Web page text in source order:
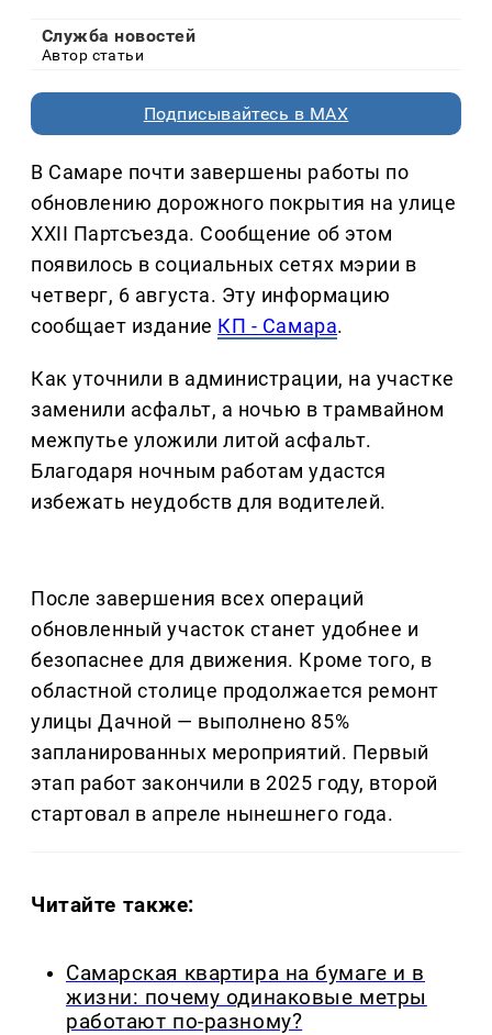
Служба новостей
Автор статьи
Подписывайтесь в MAX
В Самаре почти завершены работы по
обновлению дорожного покрытия на улице
XXII Партсъезда. Сообщение об этом
появилось в социальных сетях мэрии в
четверг, 6 августа. Эту информацию
сообщает издание КП - Самара.
Как уточнили в администрации, на участке
заменили асфальт, а ночью в трамвайном
межпутье уложили литой асфальт.
Благодаря ночным работам удастся
избежать неудобств для водителей.
После завершения всех операций
обновленный участок станет удобнее и
безопаснее для движения. Кроме того, в
областной столице продолжается ремонт
улицы Дачной — выполнено 85%
запланированных мероприятий. Первый
этап работ закончили в 2025 году, второй
стартовал в апреле нынешнего года.
Читайте также:
Самарская квартира на бумаге и в
жизни: почему одинаковые метры
работают по-разному?